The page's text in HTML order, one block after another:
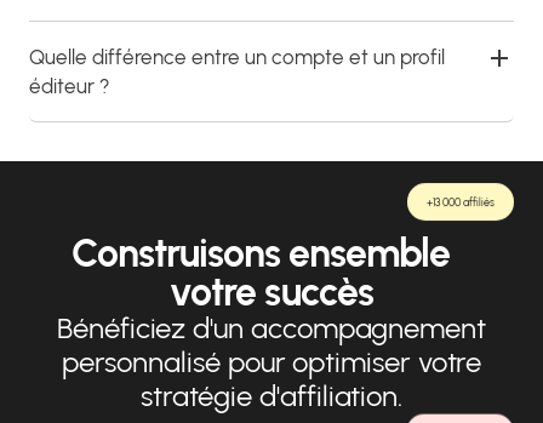
Quelle différence entre un compte et un profil
éditeur ?
+13 000 affiliés
Construisons ensemble
votre succès
Bénéficiez d'un accompagnement
personnalisé pour optimiser votre
stratégie d'affiliation.